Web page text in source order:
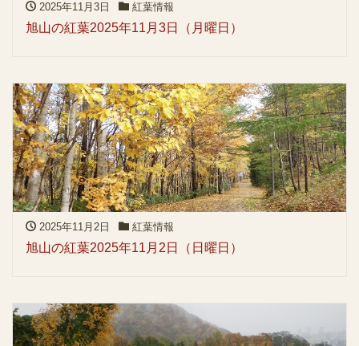
2025年11月3日 紅葉情報
旭山の紅葉2025年11月3日（月曜日）
2025年11月2日 紅葉情報
旭山の紅葉2025年11月2日（日曜日）